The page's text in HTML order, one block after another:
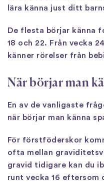
lära känna just ditt
De flesta börjar känna
18 och 22. Från vecka
känner rörelser från
När börjar man
En av de vanligaste
när börjar man känna
För förstföderskor
ofta mellan
gravid tidigare kan du
runt vecka 16 eftersom